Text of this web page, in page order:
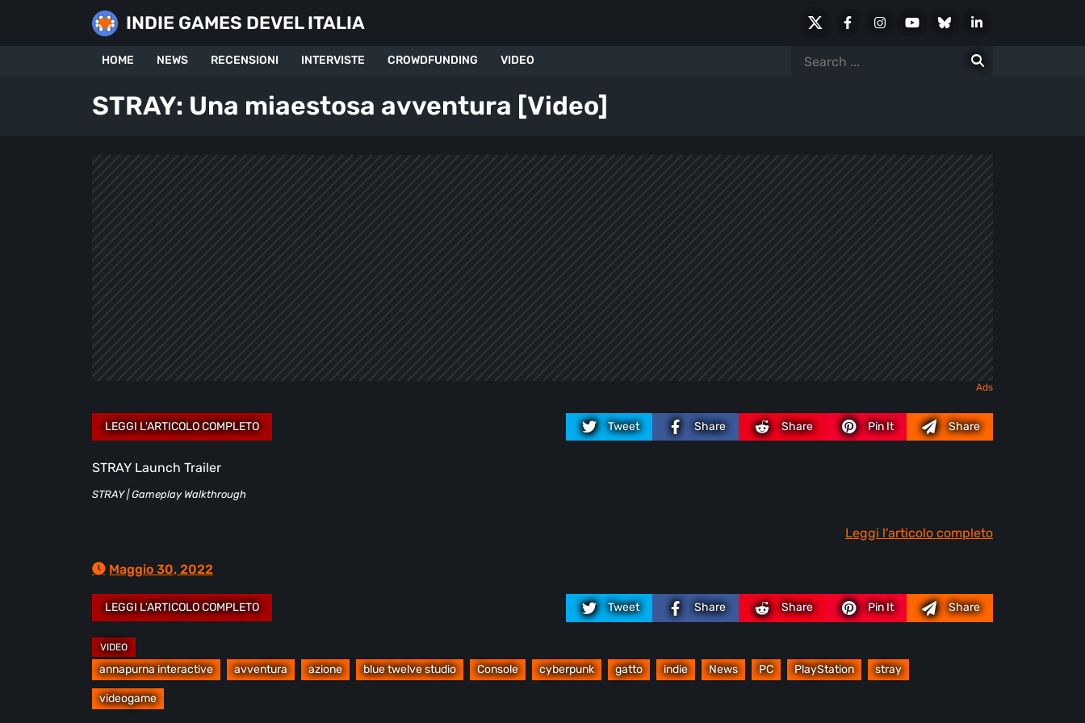
INDIE GAMES DEVEL ITALIA FacebookInstagramYoutubeBlueskyLinkedIn
HOME NEWS RECENSIONI INTERVISTE CROWDFUNDING VIDEO
Search
STRAY: Una miaestosa avventura [Video]
Tweet Share Share Pin It Share
STRAY Launch Trailer
STRAY | Gameplay Walkthrough
Leggi l'articolo completo
Maggio 30, 2022
Tweet Share Share Pin It Share
annapurna interactive avventura azione blue twelve studio Console cyberpunk gatto indie News PC PlayStation stray
videogame